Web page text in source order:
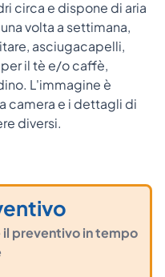
circa e dispone di aria
volta a settimana,
asciugacapelli,
il tè e/o caffè,
L'immagine è
camera e i dettagli di
diversi.
il preventivo in tempo